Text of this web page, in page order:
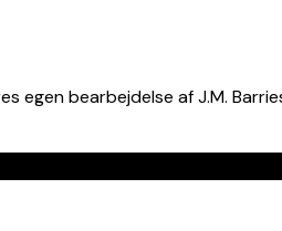
egen bearbejdelse af J.M.